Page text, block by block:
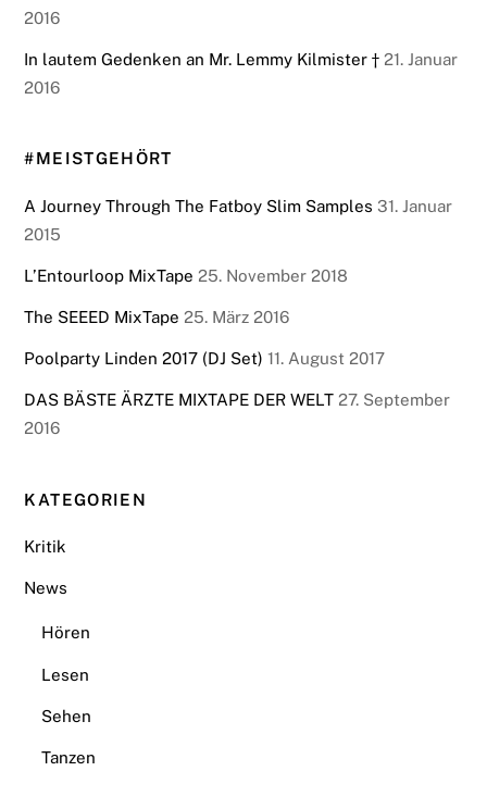
2016
In lautem Gedenken an Mr. Lemmy Kilmister † 21. Januar
2016
#MEISTGEHÖRT
A Journey Through The Fatboy Slim Samples 31. Januar
2015
L’Entourloop MixTape 25. November 2018
The SEEED MixTape 25. März 2016
Poolparty Linden 2017 (DJ Set) 11. August 2017
DAS BÄSTE ÄRZTE MIXTAPE DER WELT 27. September
2016
KATEGORIEN
Kritik
News
Hören
Lesen
Sehen
Tanzen